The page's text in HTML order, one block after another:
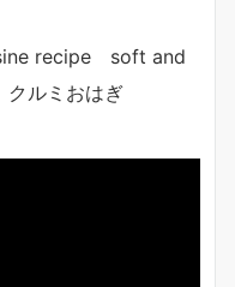
recipe soft and
ルミおはぎ